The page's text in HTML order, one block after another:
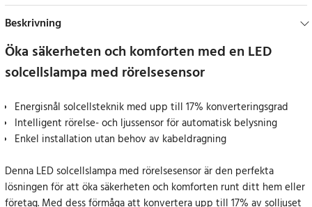
Beskrivning
Öka säkerheten och komforten med en LED
solcellslampa med rörelsesensor
Energisnål solcellsteknik med upp till 17% konverteringsgrad
Intelligent rörelse- och ljussensor för automatisk belysning
Enkel installation utan behov av kabeldragning
Denna LED solcellslampa med rörelsesensor är den perfekta
lösningen för att öka säkerheten och komforten runt ditt hem eller
företag. Med dess förmåga att konvertera upp till 17% av solljuset